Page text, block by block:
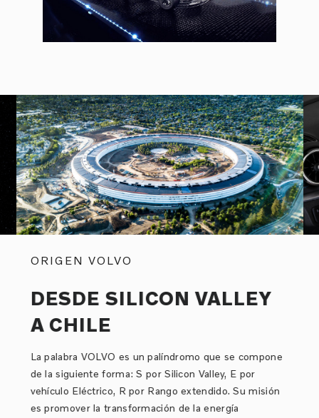
ORIGEN VOLVO
DESDE SILICON VALLEY
A CHILE
La palabra VOLVO es un palíndromo que se compone
de la siguiente forma: S por Silicon Valley, E por
vehículo Eléctrico, R por Rango extendido. Su misión
es promover la transformación de la energía